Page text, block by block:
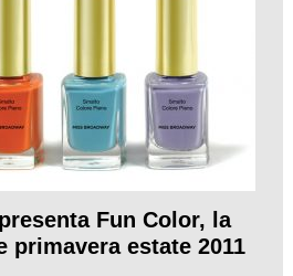
Fun Color, la
primavera estate 2011